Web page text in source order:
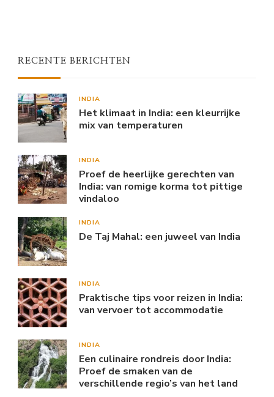
RECENTE BERICHTEN
INDIA
Het klimaat in India: een kleurrijke
mix van temperaturen
INDIA
Proef de heerlijke gerechten van
India: van romige korma tot pittige
vindaloo
INDIA
De Taj Mahal: een juweel van India
INDIA
Praktische tips voor reizen in India:
van vervoer tot accommodatie
INDIA
Een culinaire rondreis door India:
Proef de smaken van de
verschillende regio’s van het land